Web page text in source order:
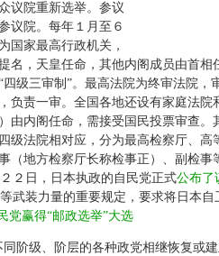
议院重新选举。参议
议院。每年１月至６
国家最高行政机关，
，天皇任命，其他内阁成员由首
级三审制”。最高法院为终审法院，
责一审。全国各地还设有家庭法院
内阁任命，需接受国民投票审查。
法院相对应，分为最高检察厅、高
地方检察厅长称检事正）、副检事
２日，日本执政的自民党正式公布了
武装力量的重要规定，要求将日本
党赢得“邮政选举”大选
阶级、阶层的各种政党相继恢复或